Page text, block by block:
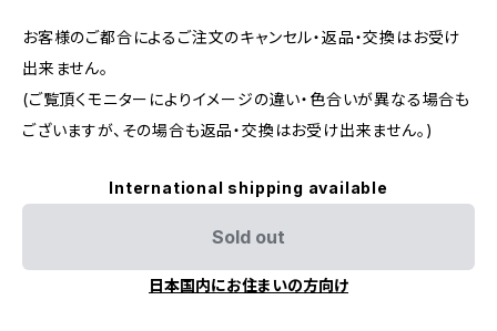
お客様のご都合によるご注文のキャンセル・返品・交換はお受け
出来ません。
(ご覧頂くモニターによりイメージの違い・色合いが異なる場合も
ございますが、その場合も返品・交換はお受け出来ません。)
International shipping available
Sold out
日本国内にお住まいの方向け